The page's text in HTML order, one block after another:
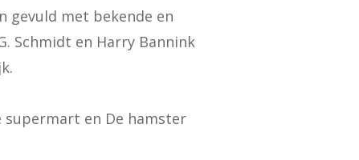
gevuld met bekende en
Schmidt en Harry Bannink
supermart en De hamster